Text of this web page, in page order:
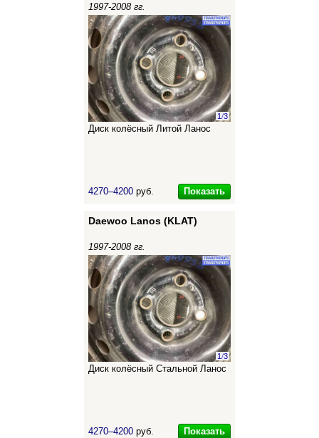
1997-2008 гг.
1/3
Диск колёсный Литой Ланос
4270–4200 руб. Показать
Daewoo Lanos (KLAT)
1997-2008 гг.
1/3
Диск колёсный Стальной Ланос
4270–4200 руб. Показать